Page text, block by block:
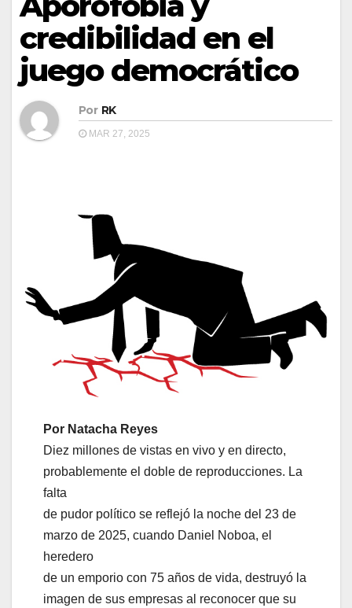
credibilidad en el
juego democrático
Por RK
MAR 27, 2025
Por Natacha Reyes
Diez millones de vistas en vivo y en directo,
probablemente el doble de reproducciones. La
falta
de pudor político se reflejó la noche del 23 de
marzo de 2025, cuando Daniel Noboa, el
heredero
de un emporio con 75 años de vida, destruyó la
imagen de sus empresas al reconocer que su